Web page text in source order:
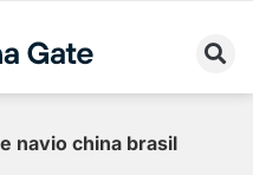
navio china brasil